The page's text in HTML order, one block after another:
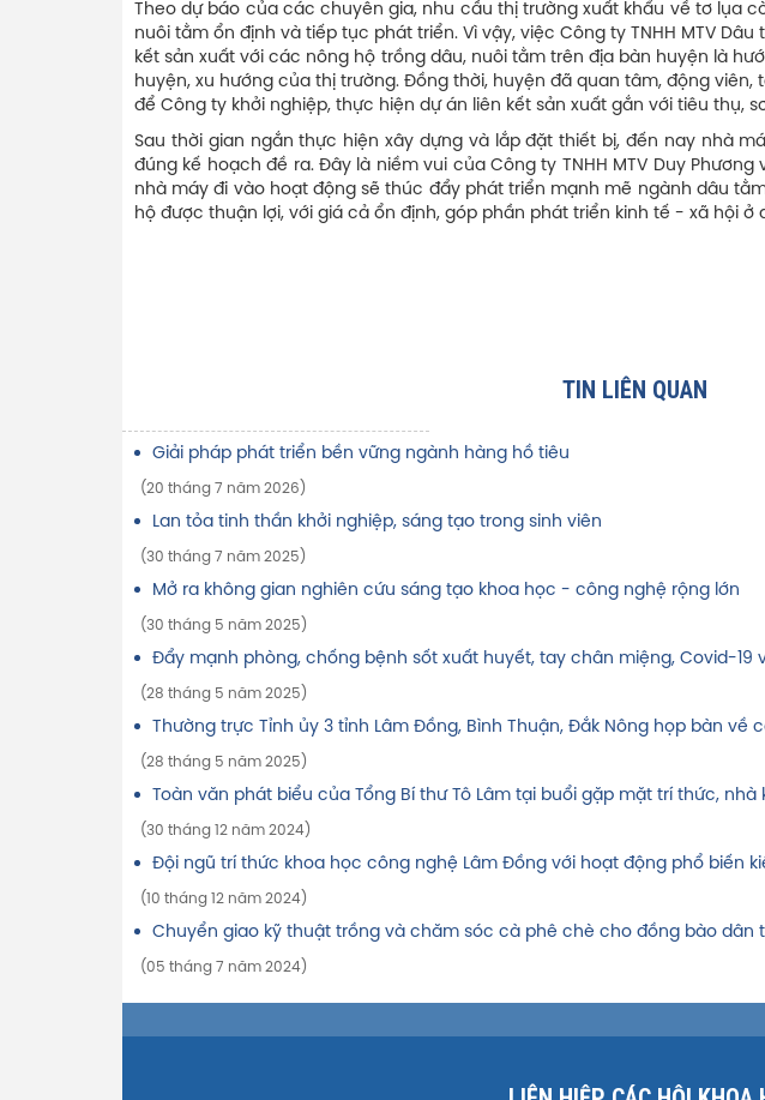
Theo dự báo của các chuyên gia, nhu cầu thị trường xuất khẩu về tơ lụa
nuôi tằm ổn định và tiếp tục phát triển. Vì vậy, việc Công ty TNHH MTV
kết sản xuất với các nông hộ trồng dâu, nuôi tằm trên địa bàn huyện là
huyện, xu hướng của thị trường. Đồng thời, huyện đã quan tâm, động
để Công ty khởi nghiệp, thực hiện dự án liên kết sản xuất gắn với tiêu thụ,
Sau thời gian ngắn thực hiện xây dựng và lắp đặt thiết bị, đến nay nhà
đúng kế hoạch đề ra. Đây là niềm vui của Công ty TNHH MTV Duy
nhà máy đi vào hoạt động sẽ thúc đẩy phát triển mạnh mẽ ngành dâu
hộ được thuận lợi, với giá cả ổn định, góp phần phát triển kinh tế - xã hội ở
TIN LIÊN QUAN
Giải pháp phát triển bền vững ngành hàng hồ tiêu
(20 tháng 7 năm 2026)
Lan tỏa tinh thần khởi nghiệp, sáng tạo trong sinh viên
(30 tháng 7 năm 2025)
Mở ra không gian nghiên cứu sáng tạo khoa học - công nghệ rộng lớn
(30 tháng 5 năm 2025)
Đẩy mạnh phòng, chống bệnh sốt xuất huyết, tay chân miệng, Covid-19
(28 tháng 5 năm 2025)
Thường trực Tỉnh ủy 3 tỉnh Lâm Đồng, Bình Thuận, Đắk Nông họp bàn
(28 tháng 5 năm 2025)
Toàn văn phát biểu của Tổng Bí thư Tô Lâm tại buổi gặp mặt trí thức, nhà
(30 tháng 12 năm 2024)
Đội ngũ trí thức khoa học công nghệ Lâm Đồng với hoạt động phổ biến
(10 tháng 12 năm 2024)
Chuyển giao kỹ thuật trồng và chăm sóc cà phê chè cho đồng bào dân
(05 tháng 7 năm 2024)